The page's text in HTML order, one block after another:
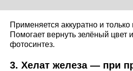
Применяется аккуратно и
Помогает вернуть зелёный цвет
фотосинтез.
3. Хелат железа — при